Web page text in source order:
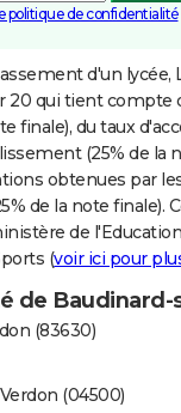
politique de confidentialité
d'un lycée,
20 qui tient compte
finale), du taux
(25% de la
obtenues par
de la note finale).
de
(voir ici pour
de Baudinard-
(83630)
(04500)